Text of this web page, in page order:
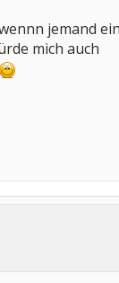
jemand
mich auch